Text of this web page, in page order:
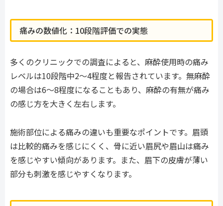
痛みの数値化：10段階評価での実態
多くのクリニックでの調査によると、麻酔使用時の痛み
レベルは10段階中2〜4程度と報告されています。無麻酔
の場合は6〜8程度になることもあり、麻酔の有無が痛み
の感じ方を大きく左右します。
施術部位による痛みの違いも重要なポイントです。眉頭
は比較的痛みを感じにくく、骨に近い眉尻や眉山は痛み
を感じやすい傾向があります。また、眉下の皮膚が薄い
部分も刺激を感じやすくなります。